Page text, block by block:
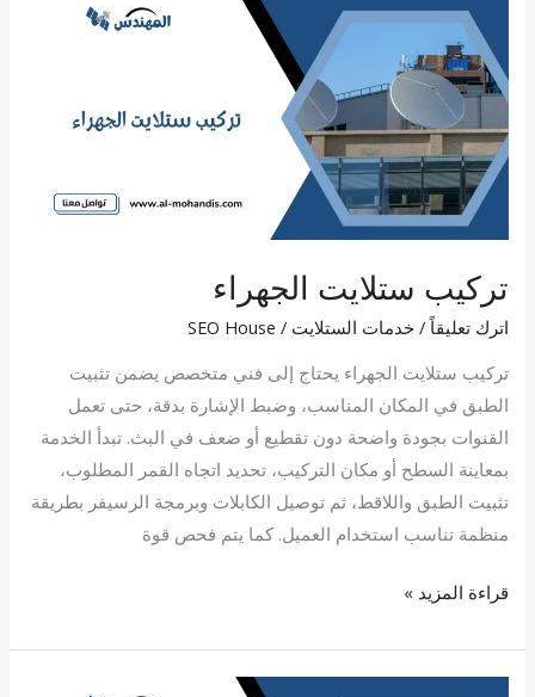
تركيب ستلايت الجهراء
اترك تعليقاً /خدمات الستلايت /
SEO House
تركيب ستلايت الجهراء يحتاج إلى فني متخصص يضمن تثبيت
الطبق في المكان المناسب، وضبط الإشارة بدقة، حتى تعمل
القنوات بجودة واضحة دون تقطيع أو ضعف في البث. تبدأ الخدمة
بمعاينة السطح أو مكان التركيب، تحديد اتجاه القمر المطلوب،
تثبيت الطبق واللاقط، ثم توصيل الكابلات وبرمجة الرسيفر بطريقة
منظمة تناسب استخدام العميل. كما يتم فحص قوة
ستلايت
الجهراء
قراءة المزيد »